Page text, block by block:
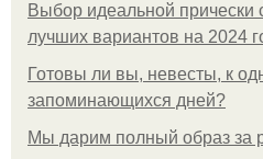
Выбор идеальной прически
лучших вариантов на 2024
Готовы ли вы, невесты, к
запоминающихся дней?
Мы дарим полный образ за